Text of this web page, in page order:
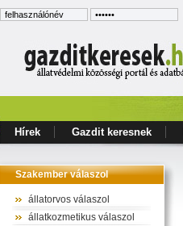
Hírek Gazdit keresnek
Szakember válaszol
állatorvos válaszol
állatkozmetikus válaszol